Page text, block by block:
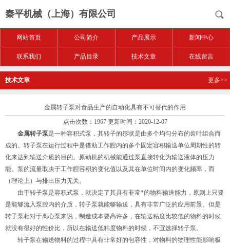
秦平机械（上海）有限公司
网站首页 公司简介 产品展示 新闻中心
联系我们 产品目录 技术文章 在线留言
技术文章 更多>>
金属转子泵对食品生产的自动化具有不可替代的作用
点击次数：1967 更新时间：2020-12-07
金属转子泵是一种容积式泵，其转子的形状是由多个均匀分布的齿叶组合而
成的。转子泵在运行过程中是借助工作腔内的多个固定容积输送单位周期性的转
化来达到输送介质的目的。原动机的机械能通过泵直接转化为输送液体的压力
能。泵的流量取决于工作腔容积的变化值以及其在单位时间内的变化频率，而
（理论上）与排出压力无关。
由于转子泵是容积式泵，就决定了其具有非常*的物料输送能力，原则上只要
是能够流入泵腔内的介质，转子泵就能够输送，具有非常广泛的应用前景。但是
转子泵相对于离心泵来说，制造成本要高许多，在输送粘度比较低的物料的时候
就没有很好的性价比，所以在输送低粘度物料的时候，不宜选择转子泵。
转子泵在输送物料的过程中具有非常好的包容性，对物料的物理性能影响极